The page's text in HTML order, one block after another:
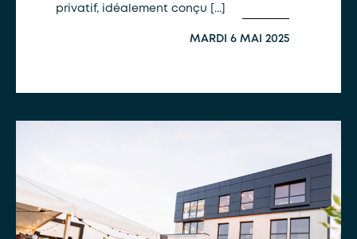
privatif, idéalement conçu [...]
MARDI 6 MAI 2025